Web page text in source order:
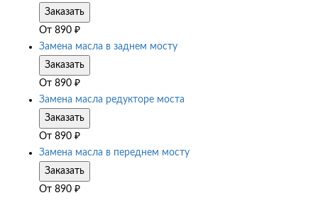
Заказать
От 890 ₽
Замена масла в заднем мосту
Заказать
От 890 ₽
Замена масла редукторе моста
Заказать
От 890 ₽
Замена масла в переднем мосту
Заказать
От 890 ₽